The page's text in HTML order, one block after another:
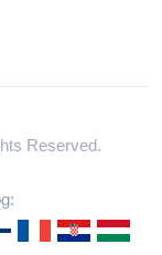
Reserved.